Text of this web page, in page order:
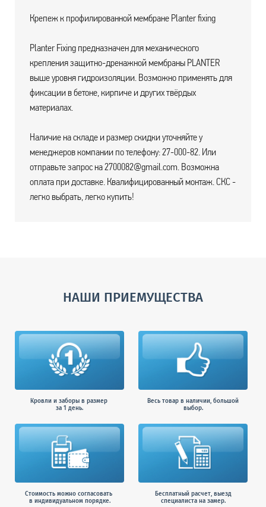
Крепеж к профилированной мембране Planter fixing
Planter Fixing предназначен для механического
крепления защитно-дренажной мембраны PLANTER
выше уровня гидроизоляции. Возможно применять для
фиксации в бетоне, кирпиче и других твёрдых
материалах.
Наличие на складе и размер скидки уточняйте у
менеджеров компании по телефону: 27-000-82. Или
отправьте запрос на 2700082@gmail.com. Возможна
оплата при доставке. Квалифицированный монтаж. СКС -
легко выбрать, легко купить!
НАШИ ПРИЕМУЩЕСТВА
Кровли и заборы в размер
за 1 день.
Весь товар в наличии, большой
выбор.
Стоимость можно согласовать
в индивидуальном порядке.
Бесплатный расчет, выезд
специалиста на замер.